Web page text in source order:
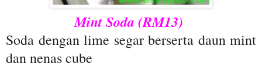
Mint Soda (RM13)
Soda dengan lime segar berserta daun mint
dan nenas cube